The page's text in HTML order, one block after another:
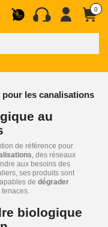
0
les canalisations
au
de référence pour
, des réseaux
aux besoins des
ses produits sont
de dégrader
tenaces.
biologique